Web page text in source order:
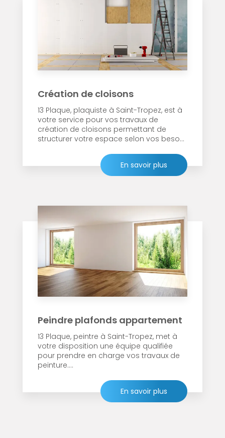
Création de cloisons
13 Plaque, plaquiste à Saint-Tropez, est à
votre service pour vos travaux de
création de cloisons permettant de
structurer votre espace selon vos beso...
En savoir plus
Peindre plafonds appartement
13 Plaque, peintre à Saint-Tropez, met à
votre disposition une équipe qualifiée
pour prendre en charge vos travaux de
peinture....
En savoir plus